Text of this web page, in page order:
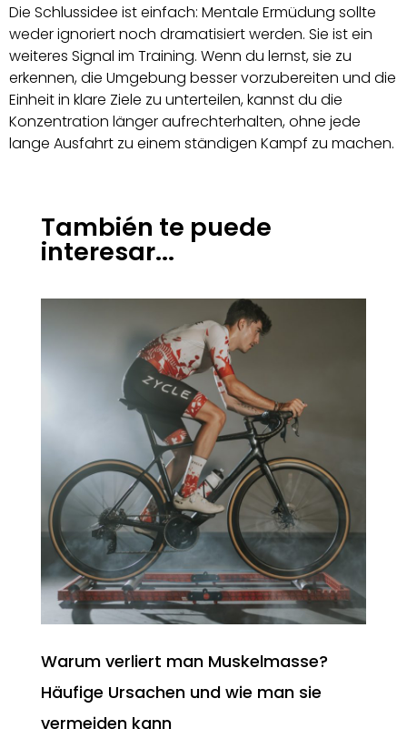
Die Schlussidee ist einfach: Mentale Ermüdung sollte
weder ignoriert noch dramatisiert werden. Sie ist ein
weiteres Signal im Training. Wenn du lernst, sie zu
erkennen, die Umgebung besser vorzubereiten und die
Einheit in klare Ziele zu unterteilen, kannst du die
Konzentration länger aufrechterhalten, ohne jede
lange Ausfahrt zu einem ständigen Kampf zu machen.
También te puede
interesar...
Warum verliert man Muskelmasse?
Häufige Ursachen und wie man sie
vermeiden kann